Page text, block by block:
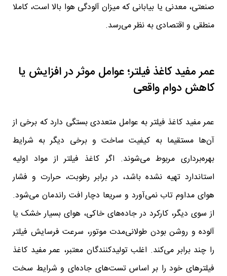
صنعتی، معدنی یا بیابانی که میزان آلودگی هوا بالا است، کاملا
منطقی و اقتصادی به نظر می‌رسد.
عمر مفید کاغذ فیلتر؛ عوامل موثر در افزایش یا
کاهش دوام واقعی
عمر مفید کاغذ فیلتر به عوامل متعددی بستگی دارد که برخی از
آن‌ها مستقیما به کیفیت ساخت و برخی دیگر به شرایط
بهره‌برداری مربوط می‌شوند. اگر کاغذ فیلتر از مواد اولیه
استاندارد تهیه نشده باشد، در برابر رطوبت، حرارت و فشار
هوای مداوم تاب نمی‌آورد و سریعا دچار افت راندمان می‌شود.
از سوی دیگر، کارکرد در جاده‌های خاکی، هوای بسیار خشک یا
آلوده و روشن بودن طولانی‌مدت موتور، سرعت فرسایش فیلتر
را چند برابر می‌کند. اغلب تولیدکنندگان معتبر، عمر مفید کاغذ
فیلترهای خود را بر اساس تست‌های جاده‌ای و شرایط سخت